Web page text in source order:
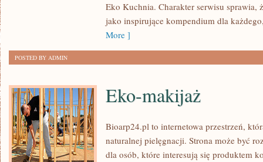
Eko Kuchnia. Charakter serwisu sprawia,
jako inspirujące kompendium dla
More ]
POSTED BY ADMIN
Eko-makijaż
Bioarp24.pl to internetowa przestrzeń,
naturalnej pielęgnacji. Strona może być
dla osób, które interesują się produktem